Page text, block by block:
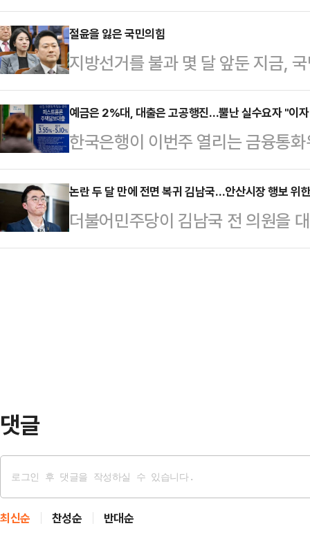
편인데, 이번에는 참 말을 잘했다"
대상자로 지정하라"고 압박했다.김
장은 57년 경력의 영농인이거나,
등기부등본에 따르면…
회분의 백신에서 곰팡이, 머리카락
은경 (보건복지부) 장관은 질병청
리를 높였다.주진우 의원은 25일
번호, 접종병원을 공개하고, 접종
는 "곰팡이, 머리카락, 이산화규소
시킨 것은 범죄"라며 "같은 제조 공
뗐다.이어 …
절윤을 잃은 국민의힘
지방선거를 불과 몇 달 앞둔 지금,
다 강성 지지층의 눈치를 먼저 보는
론조사에서도 여당이 40% 안팎의
중반에 머무는 구도가 고착화되고
결과가 반복되고 있다.​​정치는 결국
에 있다. 그러나 현재 국민의힘은
안주하는 길을 선택하고 있다는 우
과민할 정도로 반…
예금은 2%대, 대출은 고공행진…뿔난 실수요자 "이
한국은행이 이번주 열리는 금융통
는 전망에 무게가 실리면서, 대출
들의 시름이 깊어지고 있다.특히 예
오르면서 예대금리차가 다시 벌어
KB국민·신한·하나·우리·NH농협
논란 두 달 만에 전면 복귀 김남국…안산시장 행보 위
더불어민주당이 김남국 전 의원을
지고 있다. 단순한 인선 차원을 넘
댓글
최신순 찬성순 반대순